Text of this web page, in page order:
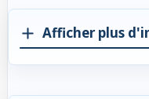
Afficher plus